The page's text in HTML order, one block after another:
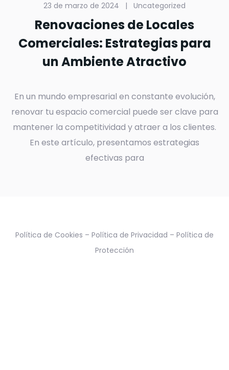
23 de marzo de 2024 | Uncategorized
Renovaciones de Locales
Comerciales: Estrategias para
un Ambiente Atractivo
En un mundo empresarial en constante evolución,
renovar tu espacio comercial puede ser clave para
mantener la competitividad y atraer a los clientes.
En este artículo, presentamos estrategias
efectivas para
Política de Cookies – Política de Privacidad – Política de
Protección